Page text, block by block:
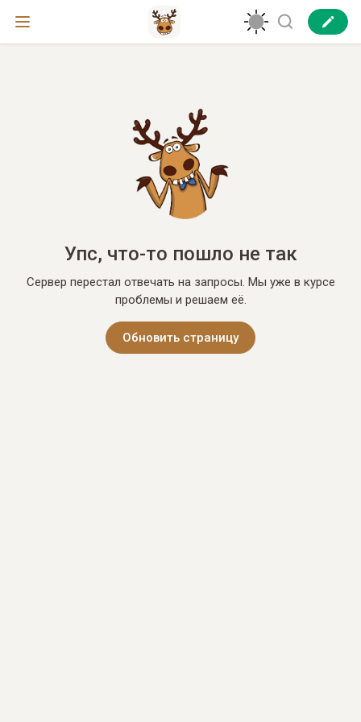
Упс, что-то пошло не так
Сервер перестал отвечать на запросы. Мы уже в курсе
проблемы и решаем её.
Обновить страницу